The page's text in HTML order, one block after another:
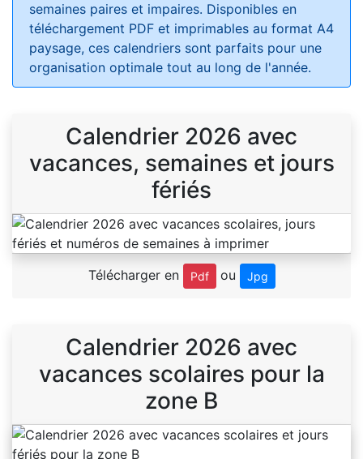
semaines paires et impaires. Disponibles en
téléchargement PDF et imprimables au format A4
paysage, ces calendriers sont parfaits pour une
organisation optimale tout au long de l'année.
Calendrier 2026 avec
vacances, semaines et jours
fériés
Télécharger en Pdf ou Jpg
Calendrier 2026 avec
vacances scolaires pour la
zone B